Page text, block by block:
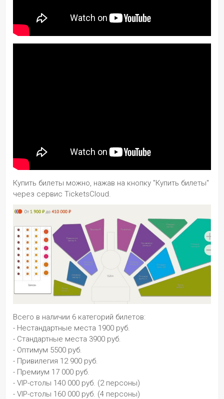
Купить билеты можно, нажав на кнопку "Купить билеты"
через сервис TicketsCloud.
Всего в наличии 6 категорий билетов:
- Нестандартные места 1900 руб.
- Стандартные места 3900 руб.
- Оптимум 5500 руб.
- Привилегия 12 900 руб.
- Премиум 17 000 руб.
- VIP-столы 140 000 руб. (2 персоны)
- VIP-столы 160 000 руб. (4 персоны)